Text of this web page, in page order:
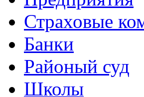
Страховые
Банки
Районый суд
Школы